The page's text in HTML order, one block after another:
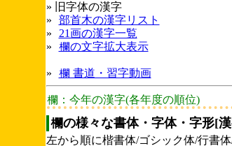
» 旧字体の漢字
»
部首木の漢字リスト
»
21画の漢字一覧
»
欄の文字拡大表示
» 欄 書道・習字動画
欄：今年の漢字(各年度の順位)
欄の様々な書体・字体・字形[
左から順に楷書体/ゴシック体/行書